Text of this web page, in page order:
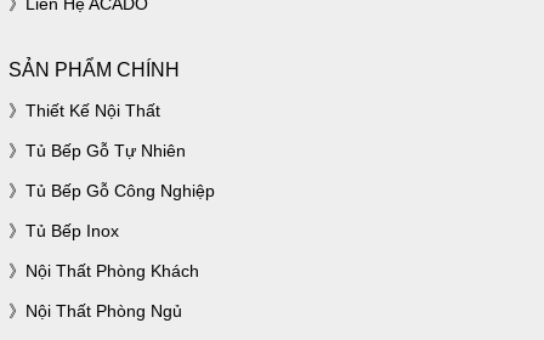
Liên Hệ ACADO
SẢN PHẨM CHÍNH
Thiết Kế Nội Thất
Tủ Bếp Gỗ Tự Nhiên
Tủ Bếp Gỗ Công Nghiệp
Tủ Bếp Inox
Nội Thất Phòng Khách
Nội Thất Phòng Ngủ